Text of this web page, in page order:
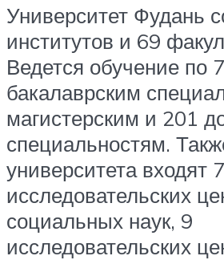
Университет Фудань
институтов и 69
Ведется обучение по
бакалаврским
магистерским и 201
специальностям.
университета входят 7
исследовательских
социальных наук, 9
исследовательских